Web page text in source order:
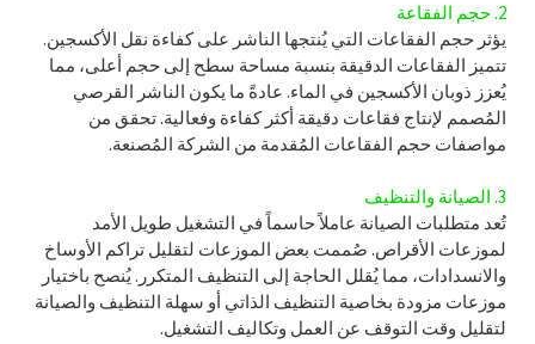
2. حجم الفقاعة
يؤثر حجم الفقاعات التي يُنتجها الناشر على كفاءة نقل الأكسجين.
تتميز الفقاعات الدقيقة بنسبة مساحة سطح إلى حجم أعلى، مما
يُعزز ذوبان الأكسجين في الماء. عادةً ما يكون الناشر القرصي
المُصمم لإنتاج فقاعات دقيقة أكثر كفاءة وفعالية. تحقق من
مواصفات حجم الفقاعات المُقدمة من الشركة المُصنعة.
3. الصيانة والتنظيف
تُعد متطلبات الصيانة عاملاً حاسماً في التشغيل طويل الأمد
لموزعات الأقراص. صُممت بعض الموزعات لتقليل تراكم الأوساخ
والانسدادات، مما يُقلل الحاجة إلى التنظيف المتكرر. يُنصح باختيار
موزعات مزودة بخاصية التنظيف الذاتي أو سهلة التنظيف والصيانة
لتقليل وقت التوقف عن العمل وتكاليف التشغيل.